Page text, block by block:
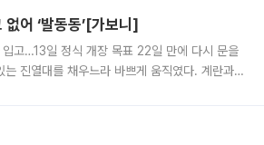
어 ‘발동동’[가보니]
고…13일 정식 개장 목표 22일 만에 다시 문을
진열대를 채우느라 바쁘게 움직였다. 계란과